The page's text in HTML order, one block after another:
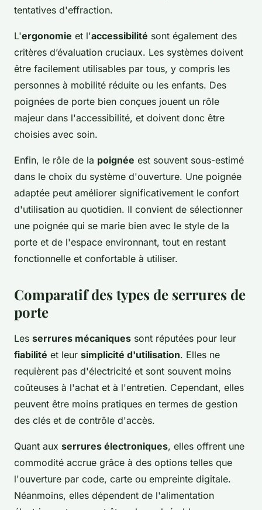
tentatives d'effraction.
L'ergonomie et l'accessibilité sont également des
critères d’évaluation cruciaux. Les systèmes doivent
être facilement utilisables par tous, y compris les
personnes à mobilité réduite ou les enfants. Des
poignées de porte bien conçues jouent un rôle
majeur dans l'accessibilité, et doivent donc être
choisies avec soin.
Enfin, le rôle de la poignée est souvent sous-estimé
dans le choix du système d'ouverture. Une poignée
adaptée peut améliorer significativement le confort
d'utilisation au quotidien. Il convient de sélectionner
une poignée qui se marie bien avec le style de la
porte et de l'espace environnant, tout en restant
fonctionnelle et confortable à utiliser.
Comparatif des types de serrures de
porte
Les serrures mécaniques sont réputées pour leur
fiabilité et leur simplicité d'utilisation. Elles ne
requièrent pas d'électricité et sont souvent moins
coûteuses à l'achat et à l'entretien. Cependant, elles
peuvent être moins pratiques en termes de gestion
des clés et de contrôle d'accès.
Quant aux serrures électroniques, elles offrent une
commodité accrue grâce à des options telles que
l'ouverture par code, carte ou empreinte digitale.
Néanmoins, elles dépendent de l'alimentation